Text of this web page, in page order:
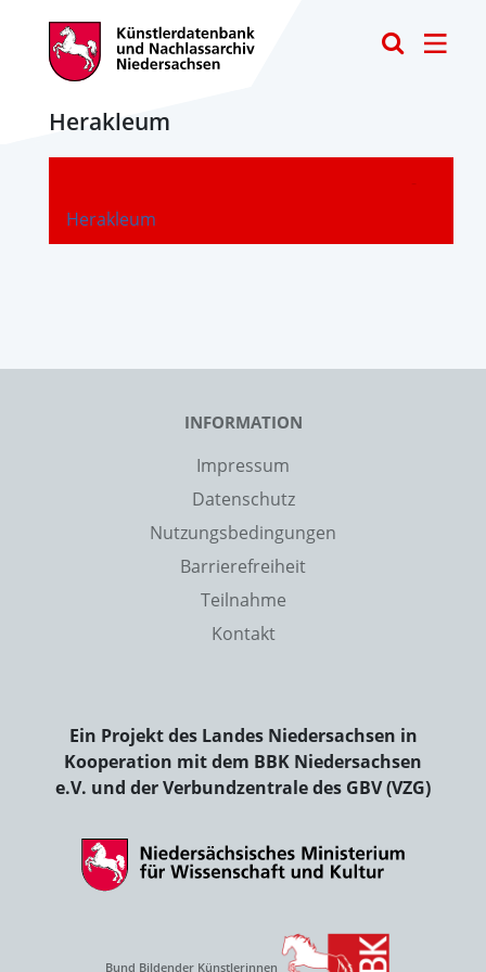
Herakleum
Herakleum
-
INFORMATION
Impressum
Datenschutz
Nutzungsbedingungen
Barrierefreiheit
Teilnahme
Kontakt
Ein Projekt des Landes Niedersachsen in
Kooperation mit dem BBK Niedersachsen
e.V. und der Verbundzentrale des GBV (VZG)
Bund Bildender Künstlerinnen